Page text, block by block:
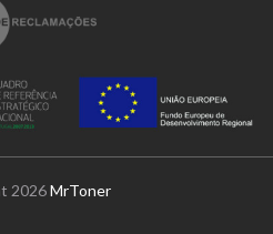
2026MrToner